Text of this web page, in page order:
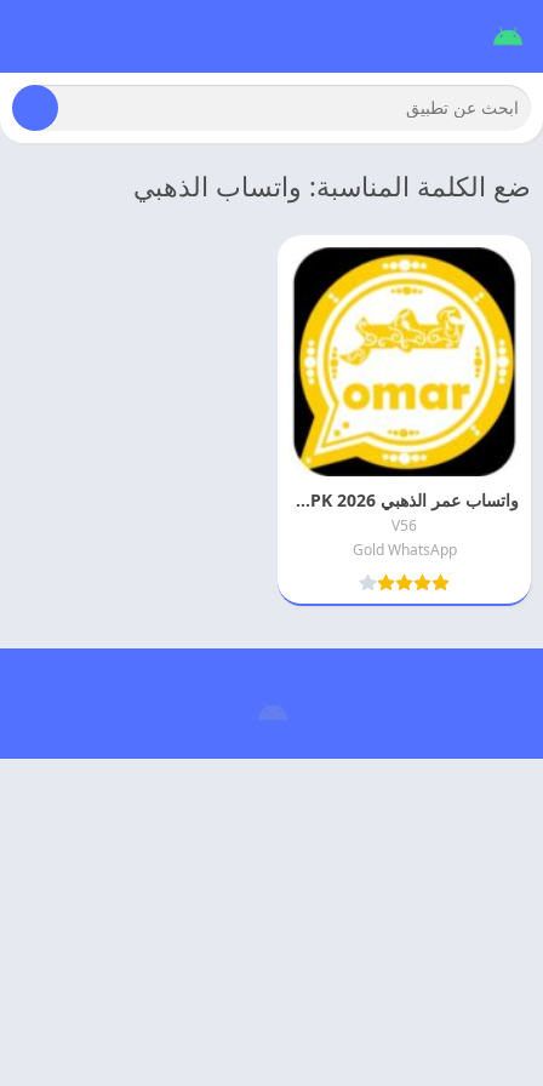
ضع الكلمة المناسبة: واتساب الذهبي
واتساب عمر الذهبي 2026 Gold WhatsApp APK اخر اصدار
V56
Gold WhatsApp